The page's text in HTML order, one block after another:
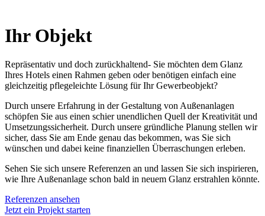
Ihr Objekt
Repräsentativ und doch zurückhaltend- Sie möchten dem Glanz
Ihres Hotels einen Rahmen geben oder benötigen einfach eine
gleichzeitig pflegeleichte Lösung für Ihr Gewerbeobjekt?
Durch unsere Erfahrung in der Gestaltung von Außenanlagen
schöpfen Sie aus einen schier unendlichen Quell der Kreativität und
Umsetzungssicherheit. Durch unsere gründliche Planung stellen wir
sicher, dass Sie am Ende genau das bekommen, was Sie sich
wünschen und dabei keine finanziellen Überraschungen erleben.
Sehen Sie sich unsere Referenzen an und lassen Sie sich inspirieren,
wie Ihre Außenanlage schon bald in neuem Glanz erstrahlen könnte.
Referenzen ansehen
Jetzt ein Projekt starten